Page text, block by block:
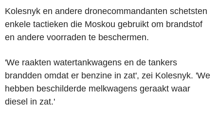
Kolesnyk en andere dronecommandanten schetsten
enkele tactieken die Moskou gebruikt om brandstof
en andere voorraden te beschermen.
'We raakten watertankwagens en de tankers
brandden omdat er benzine in zat', zei Kolesnyk. 'We
hebben beschilderde melkwagens geraakt waar
diesel in zat.'